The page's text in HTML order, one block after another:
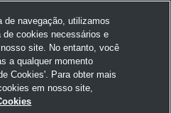
Relógio 602 U
Ordenar por
de navegação, utilizamos
cookies necessários e
site. No entanto, você
a qualquer momento
Cookies'. Para obter mais
em nosso site,